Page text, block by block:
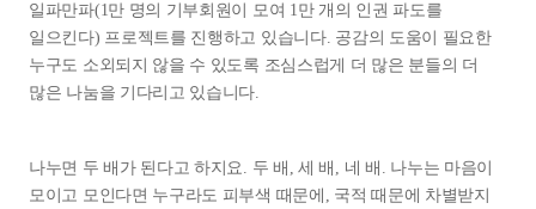
일파만파(1만 명의 기부회원이 모여 1만 개의 인권 파도를
일으킨다) 프로젝트를 진행하고 있습니다. 공감의 도움이 필요한
누구도 소외되지 않을 수 있도록 조심스럽게 더 많은 분들의 더
많은 나눔을 기다리고 있습니다.
나누면 두 배가 된다고 하지요. 두 배, 세 배, 네 배. 나누는 마음이
모이고 모인다면 누구라도 피부색 때문에, 국적 때문에 차별받지